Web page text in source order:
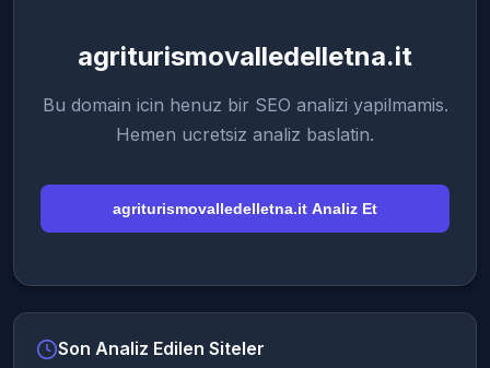
agriturismovalledelletna.it
Bu domain icin henuz bir SEO analizi yapilmamis.
Hemen ucretsiz analiz baslatin.
agriturismovalledelletna.it Analiz Et
Son Analiz Edilen Siteler